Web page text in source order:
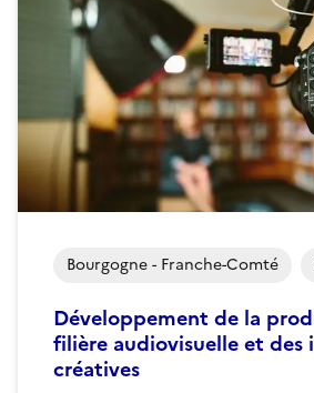
Développement de la
filière audiovisuelle et des
créatives
Bourgogne - Franche-Comté